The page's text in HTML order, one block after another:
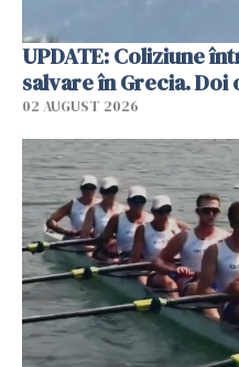
UPDATE: Coliziune
salvare în Grecia. Doi
02 AUGUST 2026